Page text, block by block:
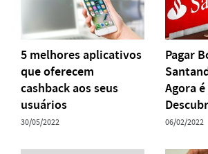
5 melhores aplicativos
que oferecem
cashback aos seus
usuários
30/05/2022
Pagar
Agora
06/02/2022